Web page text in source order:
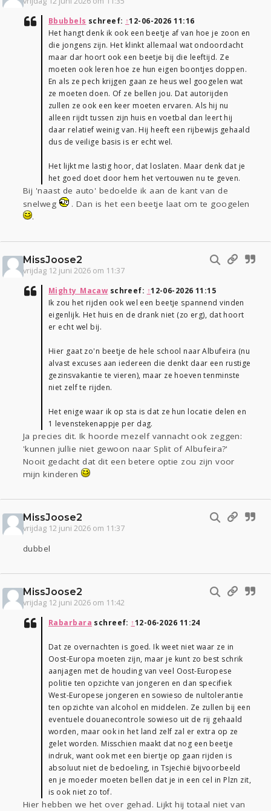
Bbubbels schreef: ↑12-06-2026 11:16
Het hangt denk ik ook een beetje af van hoe je zoon en
die jongens zijn. Het klinkt allemaal wat ondoordacht
maar dar hoort ook een beetje bij die leeftijd. Ze
moeten ook leren hoe ze hun eigen boontjes doppen.
En als ze pech krijgen gaan ze heus wel googelen wat
ze moeten doen. Of ze bellen jou. Dat autorijden
zullen ze ook een keer moeten ervaren. Als hij nu
alleen rijdt tussen zijn huis en voetbal dan leert hij
daar relatief weinig van. Hij heeft een rijbewijs gehaald
dus de veilige basis is er echt wel.
Het lijkt me lastig hoor, dat loslaten. Maar denk dat je
het goed doet door hem het vertouwen nu te geven.
Bij 'naast de auto' bedoelde ik aan de kant van de
snelweg
. Dan is het een beetje laat om te googelen
.
MissJoose2
vrijdag 12 juni 2026 om 11:37
Mighty_Macaw schreef: ↑12-06-2026 11:15
Ik zou het rijden ook wel een beetje spannend vinden
eigenlijk. Het huis en de drank niet (zo erg), dat hoort
er echt wel bij.
Hier gaat zo'n beetje de hele school naar Albufeira (nu
alvast excuses aan iedereen die denkt daar een rustige
gezinsvakantie te vieren), maar ze hoeven tenminste
niet zelf te rijden.
Het enige waar ik op sta is dat ze hun locatie delen en
1 levenstekenappje per dag.
Ja precies dit. Ik hoorde mezelf vannacht ook zeggen:
'kunnen jullie niet gewoon naar Split of Albufeira?'
Nooit gedacht dat dit een betere optie zou zijn voor
mijn kinderen
MissJoose2
vrijdag 12 juni 2026 om 11:37
dubbel
MissJoose2
vrijdag 12 juni 2026 om 11:42
Rabarbara schreef: ↑12-06-2026 11:24
Dat ze overnachten is goed. Ik weet niet waar ze in
Oost-Europa moeten zijn, maar je kunt zo best schrik
aanjagen met de houding van veel Oost-Europese
politie ten opzichte van jongeren en dan specifiek
West-Europese jongeren en sowieso de nultolerantie
ten opzichte van alcohol en middelen. Ze zullen bij een
eventuele douanecontrole sowieso uit de rij gehaald
worden, maar ook in het land zelf zal er extra op ze
gelet worden. Misschien maakt dat nog een beetje
indruk, want ook met een biertje op gaan rijden is
absoluut niet de bedoeling, in Tsjechië bijvoorbeeld
en je moeder moeten bellen dat je in een cel in Plzn zit,
is ook niet zo tof.
Hier hebben we het over gehad. Lijkt hij totaal niet van